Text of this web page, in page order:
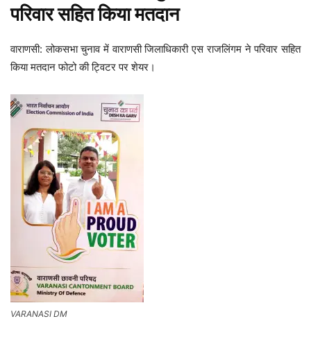
परिवार सहित किया मतदान
वाराणसी: लोकसभा चुनाव में वाराणसी जिलाधिकारी एस राजलिंगम ने परिवार सहित
किया मतदान फोटो की ट्विटर पर शेयर।
VARANASI DM